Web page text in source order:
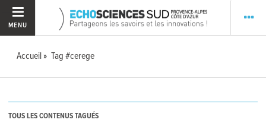
MENU
Accueil Tag #cerege
TOUS LES CONTENUS TAGUÉS